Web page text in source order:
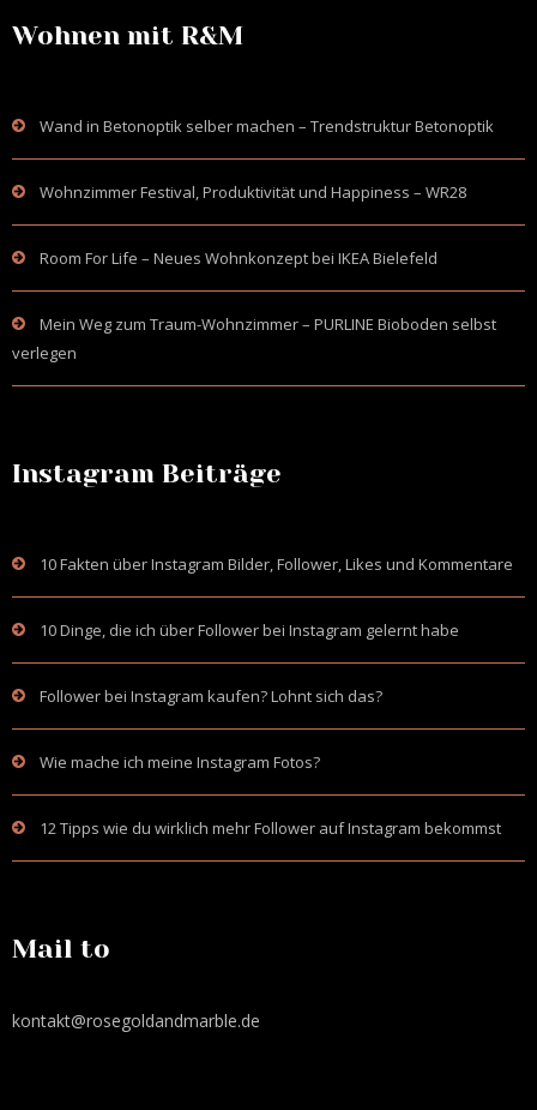
Wohnen mit R&M
Wand in Betonoptik selber machen – Trendstruktur Betonoptik
Wohnzimmer Festival, Produktivität und Happiness – WR28
Room For Life – Neues Wohnkonzept bei IKEA Bielefeld
Mein Weg zum Traum-Wohnzimmer – PURLINE Bioboden selbst
verlegen
Instagram Beiträge
10 Fakten über Instagram Bilder, Follower, Likes und Kommentare
10 Dinge, die ich über Follower bei Instagram gelernt habe
Follower bei Instagram kaufen? Lohnt sich das?
Wie mache ich meine Instagram Fotos?
12 Tipps wie du wirklich mehr Follower auf Instagram bekommst
Mail to
kontakt@rosegoldandmarble.de